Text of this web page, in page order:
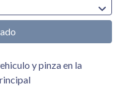
y pinza en la